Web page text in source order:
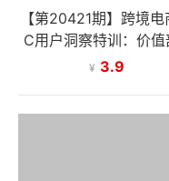
【第20421期】跨境电
C用户洞察特训：价值
+链路拆解+标签树设计
¥ 3.9